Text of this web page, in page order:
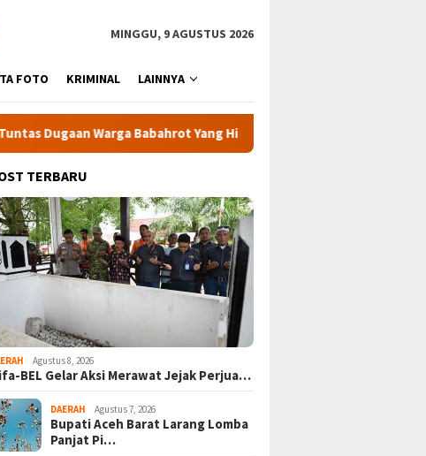
MINGGU, 9 AGUSTUS 2026
FOTO KRIMINAL LAINNYA
Warga Babahrot Yang Hilang Secara Misterius
TERBARU
Agustus 8, 2026
BEL Gelar Aksi Merawat Jejak Perjua…
DAERAH Agustus 7, 2026
Bupati Aceh Barat Larang Lomba
Panjat Pi…